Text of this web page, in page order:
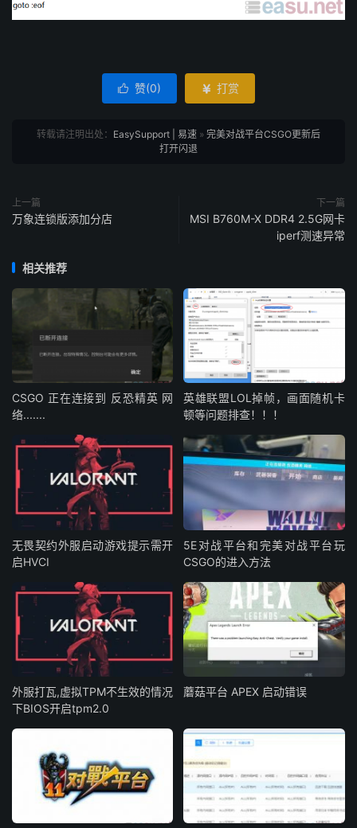
 赞(0)  打赏
转载请注明出处： EasySupport | 易速 » 完美对战平台CSGO更新后
打开闪退
上一篇
万象连锁版添加分店
下一篇
MSI B760M-X DDR4 2.5G网卡
iperf测速异常
相关推荐
CSGO 正在连接到 反恐精英 网
络.......
英雄联盟LOL掉帧，画面随机卡
顿等问题排查！！！
无畏契约外服启动游戏提示需开
启HVCI
5E对战平台和完美对战平台玩
CSGO的进入方法
外服打瓦,虚拟TPM不生效的情况
下BIOS开启tpm2.0
蘑菇平台 APEX 启动错误